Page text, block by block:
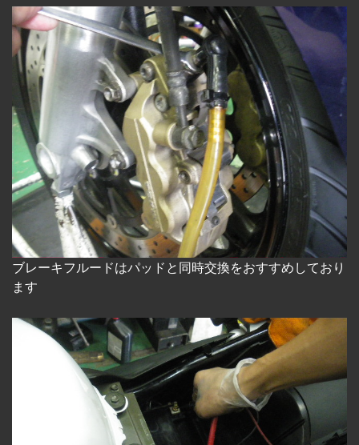
ブレーキフルードはパッドと同時交換をおすすめしており
ます